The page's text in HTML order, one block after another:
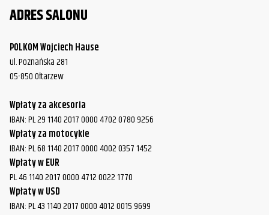
ADRES SALONU
POLKOM Wojciech Hause
ul. Poznańska 281
05-850 Ołtarzew
Wpłaty za akcesoria
IBAN: PL 29 1140 2017 0000 4702 0780 9256
Wpłaty za motocykle
IBAN: PL 68 1140 2017 0000 4002 0357 1452
Wpłaty w EUR
PL 46 1140 2017 0000 4712 0022 1770
Wpłaty w USD
IBAN: PL 43 1140 2017 0000 4012 0015 9699